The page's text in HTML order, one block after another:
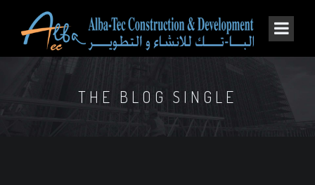
THE BLOG SINGLE